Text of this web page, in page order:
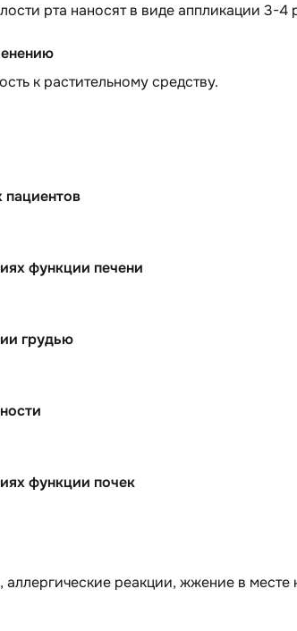
рта наносят в виде аппликации 3-4
к растительному средству.
функции печени
грудью
функции почек
аллергические реакции, жжение в месте